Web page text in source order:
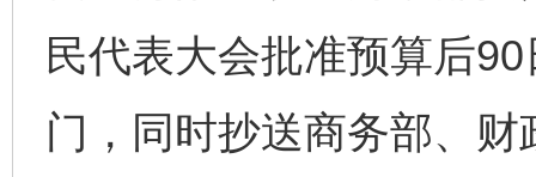
民代表大会批准预算后
门，同时抄送商务部、